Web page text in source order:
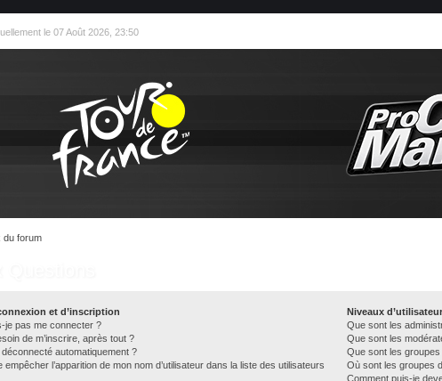
le 07 Août 2026, 23:50
du forum
et d’inscription
je pas me connecter ?
de m’inscrire, après tout ?
automatiquement ?
empêcher l’apparition de mon nom d’utilisateur dans la liste des utilisateurs
Niveaux
Que sont les
Que sont les
Que sont les groupes
Où sont les groupes
Comment puis-je